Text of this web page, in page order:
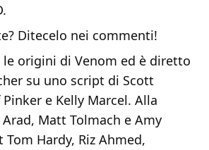
Ditecelo nei commenti!
origini di Venom ed è diretto
su uno script di Scott
Pinker e Kelly Marcel. Alla
Matt Tolmach e Amy
Tom Hardy, Riz Ahmed,